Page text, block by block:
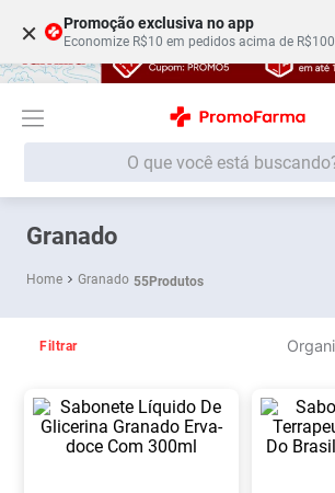
× Promoção exclusiva no app
Economize R$10 em pedidos acima de R$100
O que você está buscando?
Granado
Granado 55Produtos
Filtrar
Termos mais buscados
1 º Fralda
3º
5º Fralda G
6º Desodorante